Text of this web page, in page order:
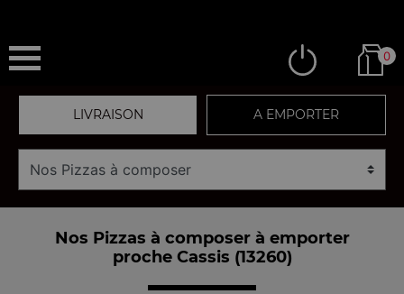
0
LIVRAISON A EMPORTER
Nos Pizzas à composer à emporter
proche Cassis (13260)